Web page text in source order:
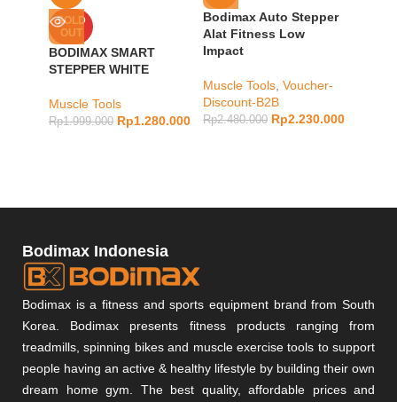
SOLD
OUT
BODIMAX SMART
STEPPER WHITE
Muscle Tools
Rp1.999.000 Rp1.280.000
Bodimax Auto Stepper
Alat Fitness Low
Impact
Muscle Tools, Voucher-
Discount-B2B
Rp2.480.000 Rp2.230.000
Bodimax Indonesia
Bodimax is a fitness and sports equipment brand from South
Korea. Bodimax presents fitness products ranging from
treadmills, spinning bikes and muscle exercise tools to support
people having an active & healthy lifestyle by building their own
dream home gym. The best quality, affordable prices and